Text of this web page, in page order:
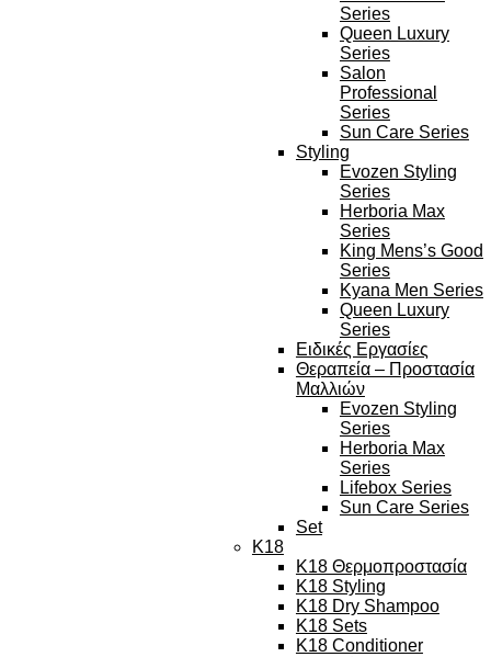
Series
Queen Luxury
Series
Salon
Professional
Series
Sun Care Series
Styling
Evozen Styling
Series
Herboria Max
Series
King Mens’s Good
Series
Kyana Men Series
Queen Luxury
Series
Ειδικές Εργασίες
Θεραπεία – Προστασία
Μαλλιών
Evozen Styling
Series
Herboria Max
Series
Lifebox Series
Sun Care Series
Set
K18
K18 Θερμοπροστασία
K18 Styling
K18 Dry Shampoo
K18 Sets
K18 Conditioner